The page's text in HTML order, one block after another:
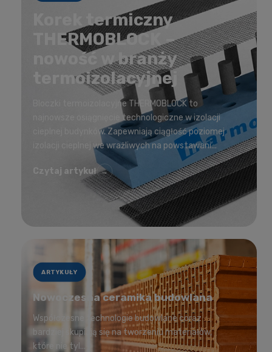
Korek termiczny
THERMOBLOCK –
nowość w branży
termoizolacyjnej
Bloczki termoizolacyjne THERMOBLOCK to
najnowsze osiągnięcie technologiczne w izolacji
cieplnej budynków. Zapewniają ciągłość poziomej
izolacji cieplnej we wrażliwych na powstawani...
Czytaj artykuł →
ARTYKUŁY
Nowoczesna ceramika budowlana
Współczesne technologie budowlane coraz
bardziej skupiają się na tworzeniu materiałów,
które nie tyl...